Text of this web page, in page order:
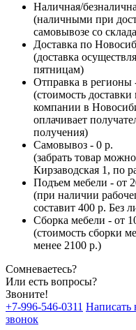
Наличная/
(наличными при
самовывозе со
Доставка по
(доставка
пятницам)
Отправка в регионы
(стоимость
компании в
оплачивает
получения)
Самовывоз - 0 р.
(забрать товар
Кирзаводская 1, по
Подъем мебели - от
(при наличии
составит 400 р. Без
Сборка мебели - от
(стоимость сборки
менее 2100 р.)
Сомневаетесь?
Или есть вопросы?
Звоните!
+7-996-546-0311 Написать
звонок